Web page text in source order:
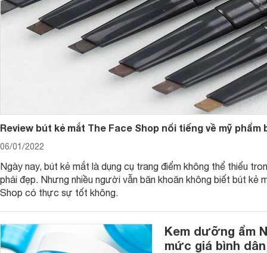
Một bộ trang điểm cơ bản không thể không sở hữu một lọ
tia cực tím SPF từ 30+ trở lên luôn là sự lựa chọn lý tưởng
Kem chống nắng có tác dụng bảo vệ hiệu quả cho làn da
làn da giảm thiểu bị bắt nắng và ảnh hưởng bởi các tác hại
Hãy tậu cho mình kem chống nắng vừa có chỉ số SPF để
và cả PA để có thể bảo vệ trước tia UVA (khiến da bị lão
3. Nước hoa hồng
Nước hoa hồng là một loại toner với công dụng làm sạch
trong các nguyên nhân chính gây ra mụn.
Nước hoa hồng sử dụng tốt nhất sau khi bạn đã rửa sạch
tác dụng tẩy trang, đây là dụng cụ make up tốt nhất dành
trang nhẹ nhàng.
Review bút kẻ mắt The Face Shop nổi tiếng về mỹ phẩm
06/01/2022
Ngày nay, bút kẻ mắt là dụng cụ trang điểm không thể thiếu
phái đẹp. Nhưng nhiều người vẫn băn khoăn không biết bút kẻ
Shop có thực sự tốt không.
Kem dưỡng ẩm
mức giá bình dân